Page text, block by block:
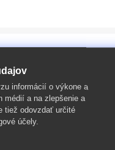
informácií o výkone a
médií a na zlepšenie a
tiež odovzdať určité
účely.